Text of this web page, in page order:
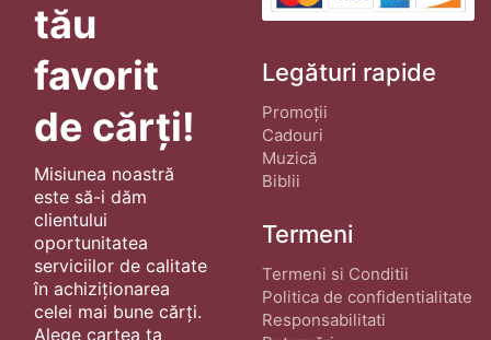
tău
favorit
de cărți!
Misiunea noastră
este să-i dăm
clientului
oportunitatea
serviciilor de calitate
în achiziționarea
celei mai bune cărți.
Alege cartea ta
Legături rapide
Promoții
Cadouri
Muzică
Biblii
Termeni
Termeni si Conditii
Politica de confidentialitate
Responsabilitati